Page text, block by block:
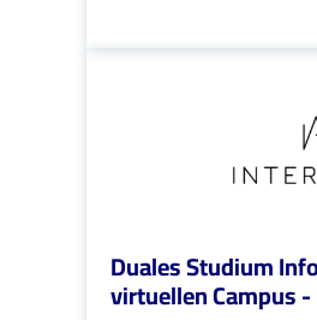
Duales Studium
virtuellen Campus